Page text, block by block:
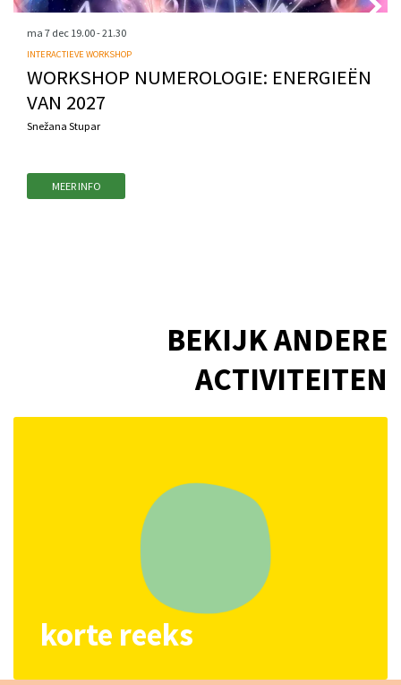
WORKSHOP NUMEROLOGIE: ENERGIEËN
VAN 2027
Snežana Stupar
INTERACTIEVE WORKSHOP
ma 7 dec 19.00 - 21.30
MEER INFO
BEKIJK ANDERE
ACTIVITEITEN
korte reeks